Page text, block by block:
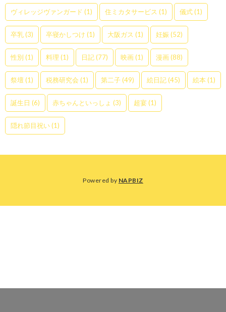
ヴィレッジヴァンガード (1) 住ミカタサービス (1) 儀式(1)
卒乳(3) 卒寝かしつけ (1) 大阪ガス (1) 妊娠(52)
性別 (1) 料理 (1) 日記(77) 映画(1) 漫画(88)
祭壇 (1) 税務研究会 (1) 第二子(49) 絵日記(45) 絵本(1)
誕生日 (6) 赤ちゃんといっしょ (3) 超宴(1)
隠れ節目祝い(1)
Powered by NAPBIZ